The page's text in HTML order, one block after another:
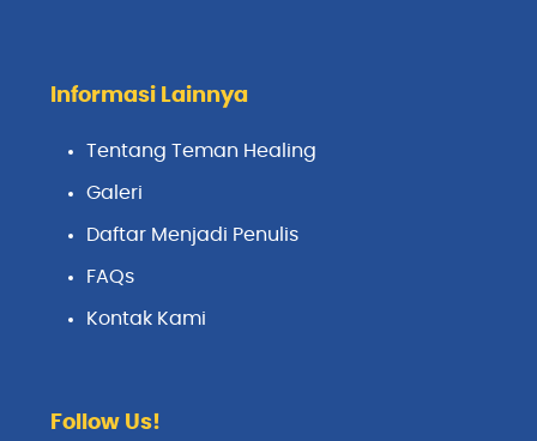
Informasi Lainnya
Tentang Teman Healing
Galeri
Daftar Menjadi Penulis
FAQs
Kontak Kami
Follow Us!